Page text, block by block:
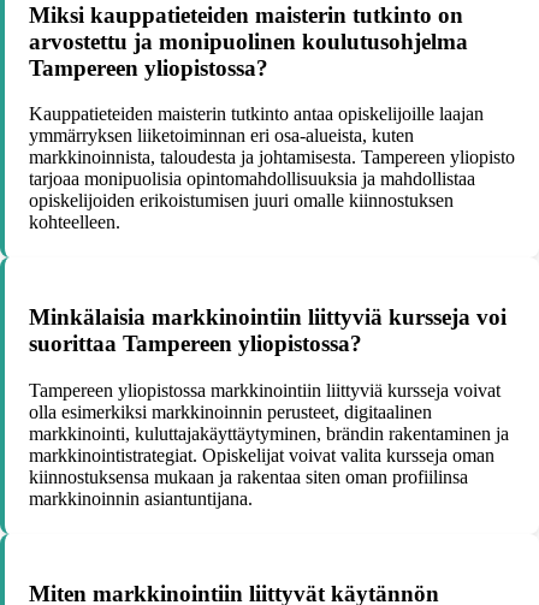
Miksi kauppatieteiden maisterin tutkinto on
arvostettu ja monipuolinen koulutusohjelma
Tampereen yliopistossa?
Kauppatieteiden maisterin tutkinto antaa opiskelijoille laajan
ymmärryksen liiketoiminnan eri osa-alueista, kuten
markkinoinnista, taloudesta ja johtamisesta. Tampereen yliopisto
tarjoaa monipuolisia opintomahdollisuuksia ja mahdollistaa
opiskelijoiden erikoistumisen juuri omalle kiinnostuksen
kohteelleen.
Minkälaisia markkinointiin liittyviä kursseja voi
suorittaa Tampereen yliopistossa?
Tampereen yliopistossa markkinointiin liittyviä kursseja voivat
olla esimerkiksi markkinoinnin perusteet, digitaalinen
markkinointi, kuluttajakäyttäytyminen, brändin rakentaminen ja
markkinointistrategiat. Opiskelijat voivat valita kursseja oman
kiinnostuksensa mukaan ja rakentaa siten oman profiilinsa
markkinoinnin asiantuntijana.
Miten markkinointiin liittyvät käytännön